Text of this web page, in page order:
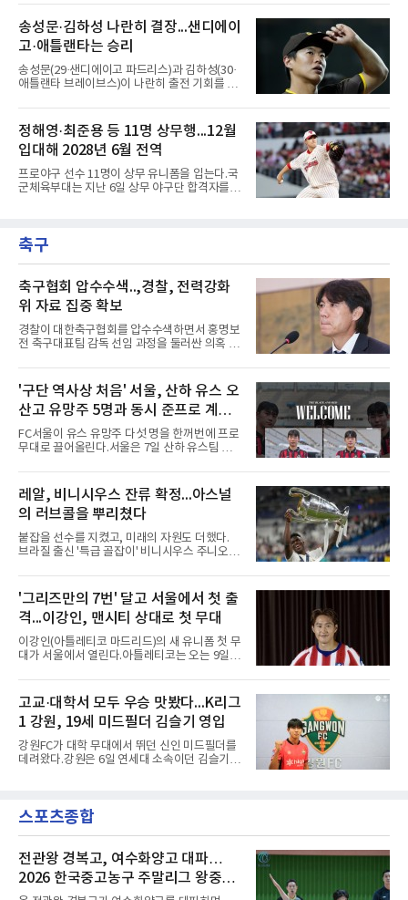
방망이로 존재감을 드러냈다. 지난달 퓨처스리
그 전체에서 가장 많은 20안타를 때
사평점에서 열린 'MLB 브렉퍼스트 클럽 시즌2'
미디어데이에서 김택연(두산 베어스)과 박영현
(kt wiz), 조병현(SSG 랜더스)을 지목했다. 그는
KBO리그에 구속과 신체 능력이 좋은 선수가 많
다며 세 이름을 꺼냈다.다만 조건을 달았다. 오승
환은 이들이 경기 운영 능력과 경험을 더 쌓으면
메이저리그 진출이 가능하다면서도, 지금보다
영현을 꼽으며 한국에서는 최고 대우를 받지만
미국은 다르다고 조언했다.
송성문·김하성 나란히 결장...샌디에이
고·애틀랜타는 승리
송성문(29·샌디에이고 파드리스)과 김하성(30·
애틀랜타 브레이브스)이 나란히 출전 기회를 잡
체이스필드에서 열린 애리조나 다이아몬드백스
와의 원정 경기에서 벤치를 지켰다. 전날 교체로
나서 1볼넷 1득점을 기록했으나 이날은 끝내 더
그아웃을 벗어나지 못했다. 시즌 성적은 55경기
타율 0.208(106타수 22안타), 1홈런, 15타점이
다. 팀은 애리조나를 5-1로 꺾고 서부지구 2위와
1경기 차로 좁혔다.김하성의 상황은 더 어렵다.
다. 지난 4일 부상자명단(IL)에서 해제돼 복귀했
지만 주전 경쟁에서 밀려난
정해영·최준용 등 11명 상무행...12월
입대해 2028년 6월 전역
프로야구 선수 11명이 상무 유니폼을 입는다.국
군체육부대는 지난 6일 상무 야구단 합격자를
이 합격했다. 롯데 자이언츠는 오른손 불펜 최준
용과 이민석, 내야수 이호준 세 명이 이름을 올
수 함수호, 내야수 심재훈이 통보를 받았다.두산
베어스 투수 최지강과 키움 히어로즈 외야수 원
성준도 상무에서 군 복무를 하게 됐다. 반면 LG
트윈스와 한화 이글스, SSG 랜더스, NC 다이노
스, kt wiz에서는 합격자가 나오지 않았다.이들
은 올해 12월 입대해 2028
축구
축구협회 압수수색..,경찰, 전력강화
위 자료 집중 확보
경찰이 대한축구협회를 압수수색하면서 홍명보
전 축구대표팀 감독 선임 과정을 둘러싼 의혹 규
비판이 홍 전 감독에게 집중됐지만 경찰의 시선
은 다른 곳을 향한다. 성적 부진과 별개로 선임
과정에 부당함이 있었는지가 수사의 본류다.7일
연합뉴스 취재를 종합하면 서울경찰청 광역수사
단 금융범죄수사대는 전날 축구협회 사무실 등
을 압수수색해 감독 선임 관련 자료를 다수 확보
했다. 특히 감독 후보를 검토해 이사회에 추천하
독을 1순위 후보로 정하고 검증한 과정, 이사회
의 최종 승인 경위를 살
'구단 역사상 처음' 서울, 산하 유스 오
산고 유망주 5명과 동시 준프로 계
약...ACL2 겨냥
FC서울이 유스 유망주 다섯 명을 한꺼번에 프로
무대로 끌어올린다.서울은 7일 산하 유스팀 서
다고 밝혔다. 한 번에 다섯 명과 계약한 것은 구
단 역사상 처음으로, 3학년 김강준·신지섭·이서
현·정현웅과 2학년 정하원이 대상이다.오산고의
성적이 배경이 됐다. 올 시즌 백운기 전국 고등학
교 축구대회와 코리아풋볼파크 U-18 챔피언스
컵, K리그 U-17 챔피언십을 잇달아 제패했다.시
기도 맞물렸다. 서울은 9월 시작하는 아시아축
무대 경험을 주려 했다.면면도 다양하다. 측면 공
격수 정현웅은 돌파력이
레알, 비니시우스 잔류 확정...아스널
의 러브콜을 뿌리쳤다
붙잡을 선수를 지켰고, 미래의 자원도 더했다.
브라질 출신 '특급 골잡이' 비니시우스 주니오르
이어간다.스페인 프로축구 프리메라리가 '거함'
레알 마드리드는 7일(한국시간) 비니시우스와
2032년 6월 30일까지 유효한 6년 연장 계약에
합의했다고 공식 발표했다. 비니시우스는 재계
약 확정 후 사회관계망서비스(SNS)에 베르나베
우에서의 8년은 너무 짧다며, 앞으로 6년, 그리
고 영원히 함께하겠다고 애정을 드러냈다.성사
관심을 받았는데, 18개월간 이어진 재계약 협상
이 한때 교착됐기 때문이다. 그러
'그리즈만의 7번' 달고 서울에서 첫 출
격...이강인, 맨시티 상대로 첫 무대
이강인(아틀레티코 마드리드)의 새 유니폼 첫 무
대가 서울에서 열린다.아틀레티코는 오는 9일
와 2026 쿠팡플레이 시리즈 친선 경기를 치른다.
구단 소집 명단에 이강인이 포함되면서 변수가
없는 한 그의 첫 출격은 서울이 된다.등번호부터
무게가 실렸다. 이강인은 첫 경기부터 7번을 단
다. 2010년대 팀의 전성기를 이끈 앙투안 그리즈
만이 달았던 번호다.합류 과정은 순탄치 않았다.
스페인으로 건너가려던 그는 병역 특례 행정 절
짧게 호흡을 맞춰 경기에 나선다.역할도 관심사
다. 유려한 탈압박과
고교·대학서 모두 우승 맛봤다...K리그
1 강원, 19세 미드필더 김슬기 영입
강원FC가 대학 무대에서 뛰던 신인 미드필더를
데려왔다.강원은 6일 연세대 소속이던 김슬기
리그와 추계전국고등대회 우승에 기여했고, 올
해 연세대 진학 후에는 춘계한산대첩기대학대회
표팀 훈련에도 소집됐다.김슬기는 입단하게 돼
기쁘고 영광이라며 프로 무대에서도 성장해 팀
에 꼭 필요한 선수가 되겠다고 각오를 밝혔다.
스포츠종합
전관왕 경복고, 여수화양고 대파…
2026 한국중고농구 주말리그 왕중왕